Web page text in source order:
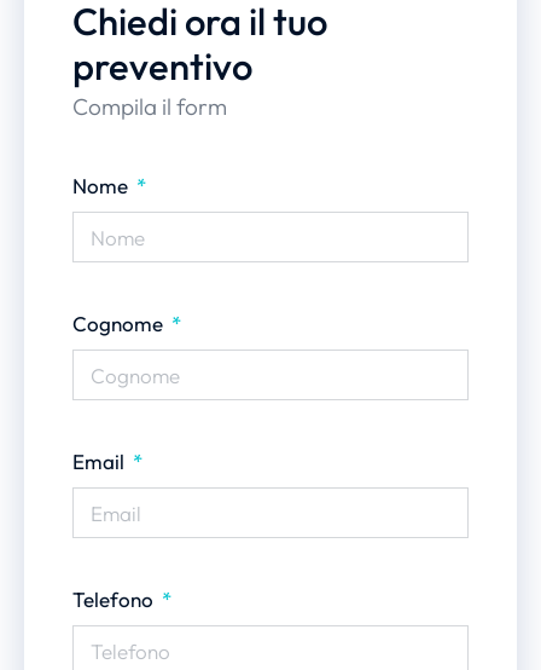
Chiedi ora il tuo
preventivo
Compila il form
Nome
Cognome
Email
Telefono